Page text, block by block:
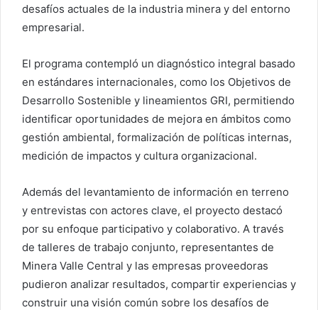
desafíos actuales de la industria minera y del entorno
empresarial.
El programa contempló un diagnóstico integral basado
en estándares internacionales, como los Objetivos de
Desarrollo Sostenible y lineamientos GRI, permitiendo
identificar oportunidades de mejora en ámbitos como
gestión ambiental, formalización de políticas internas,
medición de impactos y cultura organizacional.
Además del levantamiento de información en terreno
y entrevistas con actores clave, el proyecto destacó
por su enfoque participativo y colaborativo. A través
de talleres de trabajo conjunto, representantes de
Minera Valle Central y las empresas proveedoras
pudieron analizar resultados, compartir experiencias y
construir una visión común sobre los desafíos de